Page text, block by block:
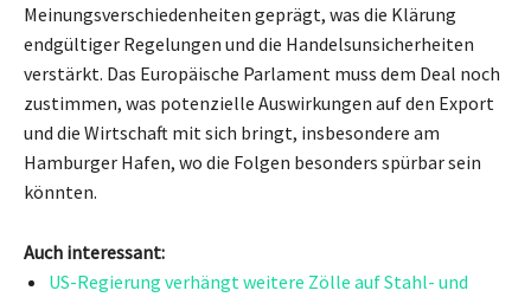
Meinungsverschiedenheiten geprägt, was die Klärung
endgültiger Regelungen und die Handelsunsicherheiten
verstärkt. Das Europäische Parlament muss dem Deal noch
zustimmen, was potenzielle Auswirkungen auf den Export
und die Wirtschaft mit sich bringt, insbesondere am
Hamburger Hafen, wo die Folgen besonders spürbar sein
könnten.
Auch interessant:
US-Regierung verhängt weitere Zölle auf Stahl- und